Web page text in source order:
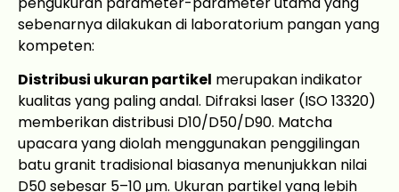
sebenarnya dilakukan di laboratorium pangan yang
kompeten:
Distribusi ukuran partikel merupakan indikator
kualitas yang paling andal. Difraksi laser (ISO 13320)
memberikan distribusi D10/D50/D90. Matcha
upacara yang diolah menggunakan penggilingan
batu granit tradisional biasanya menunjukkan nilai
D50 sebesar 5–10 μm. Ukuran partikel yang lebih